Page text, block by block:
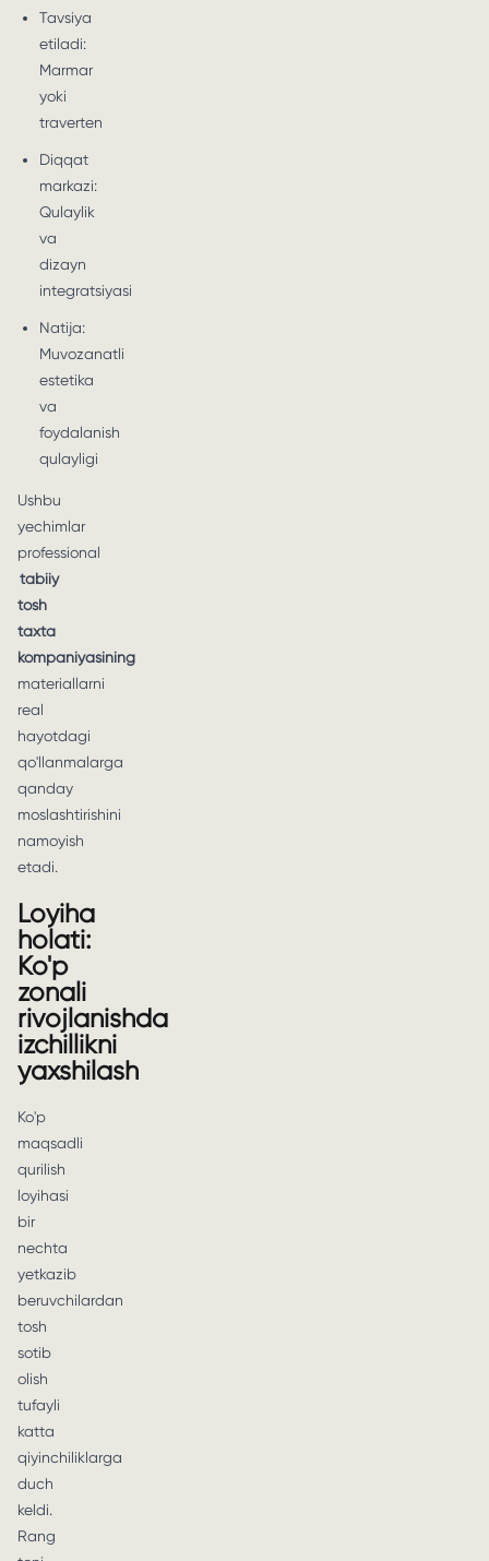
Tavsiya
etiladi:
Marmar
yoki
traverten
Diqqat
markazi:
Qulaylik
va
dizayn
integratsiyasi
Natija:
Muvozanatli
estetika
va
foydalanish
qulayligi
Ushbu
yechimlar
professional
tabiiy
tosh
taxta
kompaniyasining
materiallarni
real
hayotdagi
qo'llanmalarga
qanday
moslashtirishini
namoyish
etadi.
Loyiha
holati:
Ko'p
zonali
rivojlanishda
izchillikni
yaxshilash
Ko'p
maqsadli
qurilish
loyihasi
bir
nechta
yetkazib
beruvchilardan
tosh
sotib
olish
tufayli
katta
qiyinchiliklarga
duch
keldi.
Rang